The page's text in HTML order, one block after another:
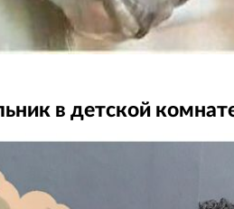
в детской